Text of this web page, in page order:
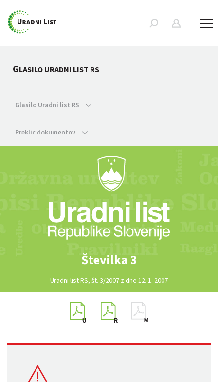
GLASILO URADNI LIST RS
Glasilo Uradni list RS
Preklic dokumentov
Številka 3
Uradni list RS, št. 3/2007 z dne 12. 1. 2007